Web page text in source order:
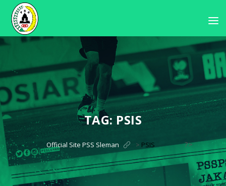
TAG:PSIS
Official Site PSS Sleman > PSIS ?>